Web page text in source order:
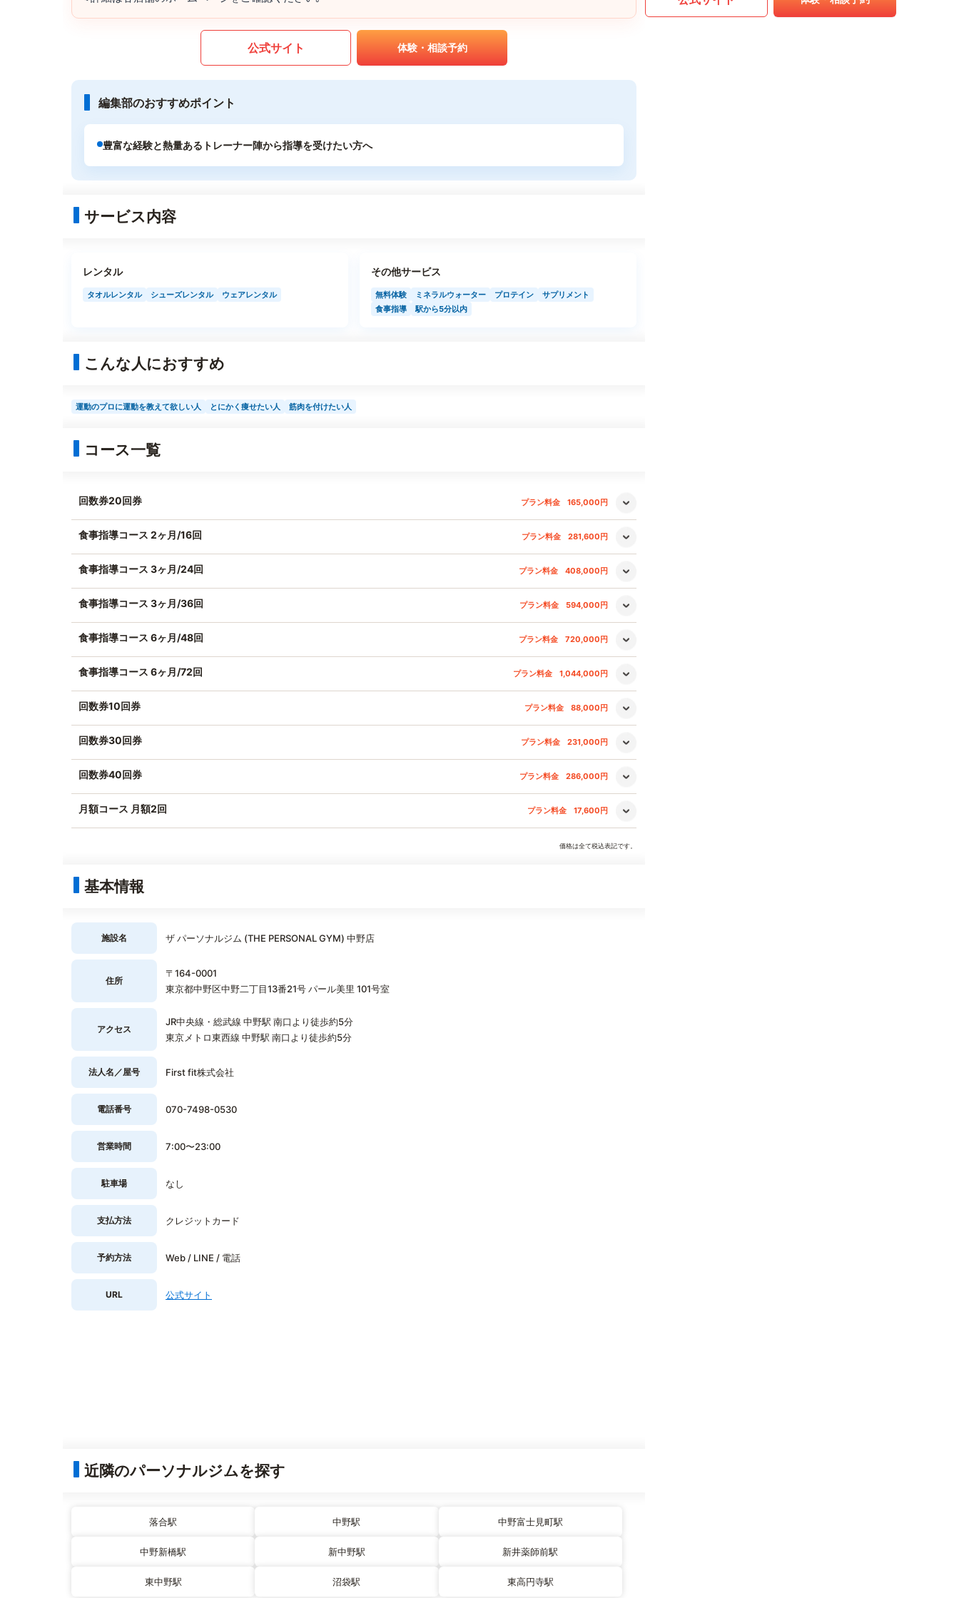
公式サイト 体験・相談予約
編集部のおすすめポイント
豊富な経験と熱量あるトレーナー陣から指導を受けたい方へ
サービス内容
レンタル
タオルレンタル シューズレンタル ウェアレンタル
その他サービス
無料体験 ミネラルウォーター プロテイン
サプリメント
食事指導
駅から5分以内
こんな人におすすめ
運動のプロに運動を教えて欲しい人 とにかく痩せたい人 筋肉を付けたい人
コース一覧
回数券20回券 プラン料金 165,000円
食事指導コース 2ヶ月/16回 プラン料金 281,600円
食事指導コース 3ヶ月/24回 プラン料金 408,000円
食事指導コース 3ヶ月/36回 プラン料金 594,000円
食事指導コース 6ヶ月/48回 プラン料金 720,000円
食事指導コース 6ヶ月/72回 プラン料金 1,044,000円
回数券10回券 プラン料金 88,000円
回数券30回券 プラン料金 231,000円
回数券40回券 プラン料金 286,000円
月額コース 月額2回 プラン料金 17,600円
価格は全て税込表記です。
基本情報
施設名 ザ パーソナルジム (THE PERSONAL GYM) 中野店
住所
〒164-0001
東京都中野区中野二丁目13番21号 パール美里 101号室
アクセス
JR中央線・総武線 中野駅 南口より徒歩約5分
東京メトロ東西線 中野駅 南口より徒歩約5分
法人名／屋号 First fit株式会社
電話番号 070-7498-0530
営業時間 7:00〜23:00
駐車場 なし
支払方法 クレジットカード
予約方法 Web / LINE / 電話
URL 公式サイト
近隣のパーソナルジムを探す
落合駅 中野駅 中野富士見町駅
中野新橋駅 新中野駅 新井薬師前駅
東中野駅 沼袋駅 東高円寺駅